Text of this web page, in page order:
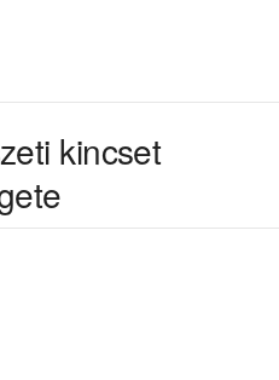
kincset